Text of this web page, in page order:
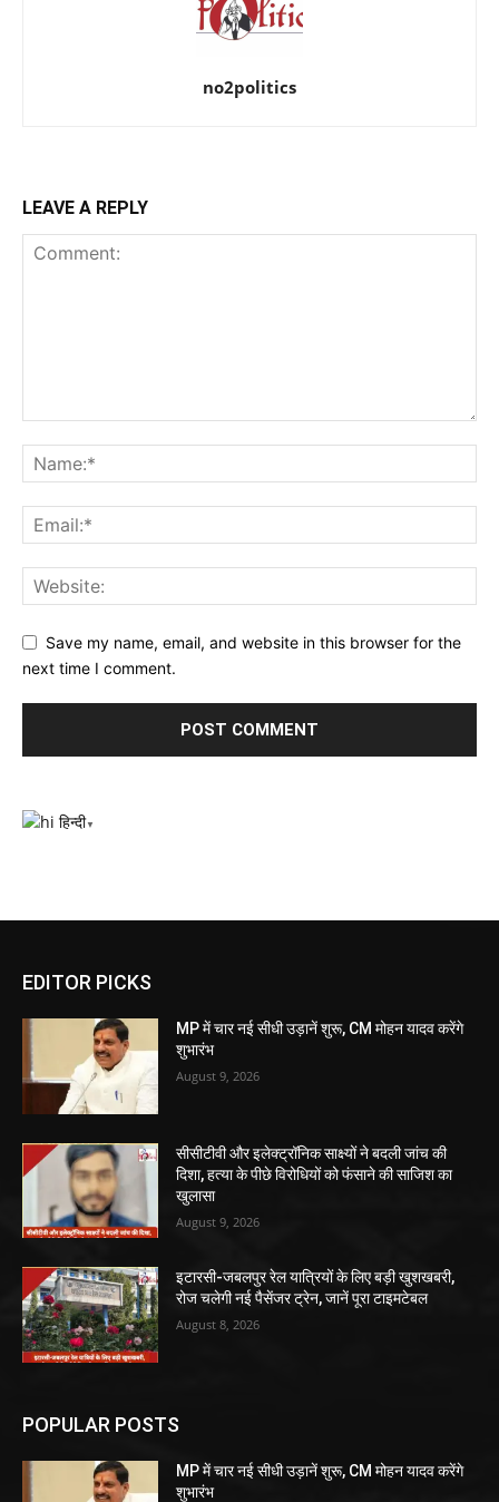
no2politics
LEAVE A REPLY
Save my name, email, and website in this browser for the
next time I comment.
हिन्दी▼
EDITOR PICKS
MP में चार नई सीधी उड़ानें शुरू, CM मोहन यादव करेंगे
शुभारंभ
August 9, 2026
सीसीटीवी और इलेक्ट्रॉनिक साक्ष्यों ने बदली जांच की
दिशा, हत्या के पीछे विरोधियों को फंसाने की साजिश का
खुलासा
August 9, 2026
इटारसी-जबलपुर रेल यात्रियों के लिए बड़ी खुशखबरी,
रोज चलेगी नई पैसेंजर ट्रेन, जानें पूरा टाइमटेबल
August 8, 2026
POPULAR POSTS
MP में चार नई सीधी उड़ानें शुरू, CM मोहन यादव करेंगे
शुभारंभ